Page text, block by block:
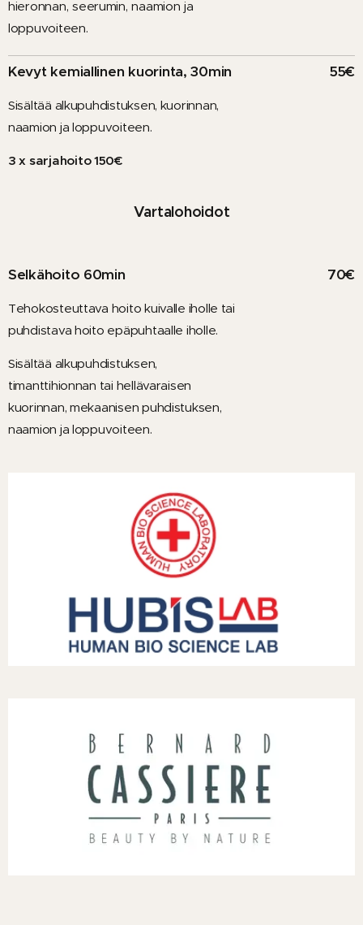
hieronnan, seerumin, naamion ja
loppuvoiteen.
Kevyt kemiallinen kuorinta, 30min
Sisältää alkupuhdistuksen, kuorinnan,
naamion ja loppuvoiteen.
3 x sarjahoito150€
55€
Vartalohoidot
Selkähoito 60min
Tehokosteuttava hoito kuivalle iholle tai
puhdistava hoito epäpuhtaalle iholle.
Sisältää alkupuhdistuksen,
timanttihionnan tai hellävaraisen
kuorinnan, mekaanisen puhdistuksen,
naamion ja loppuvoiteen.
70€